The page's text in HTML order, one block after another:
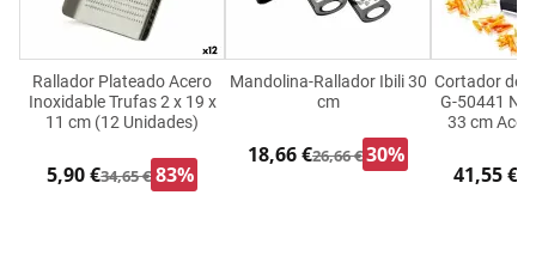
Rallador Plateado Acero
Inoxidable Trufas 2 x 19 x
11 cm (12 Unidades)
5,90 €34,65 € 83%
Mandolina-Rallador Ibili 30
cm
18,66 €26,66 €30%
Cortador de
G-50441
33 cm
41,55 €